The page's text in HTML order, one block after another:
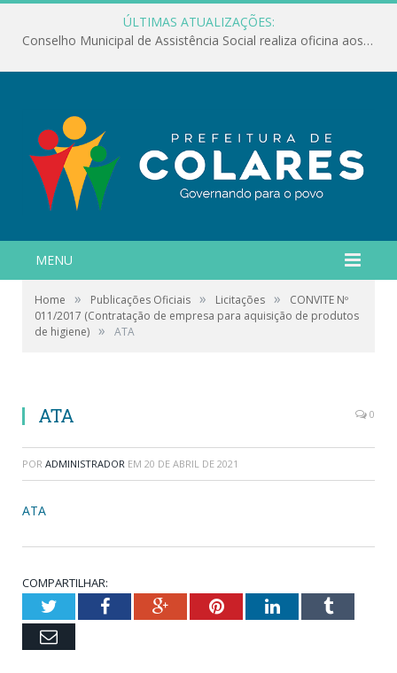
ÚLTIMAS ATUALIZAÇÕES:
Conselho Municipal de Assistência Social realiza oficina aos servidores
MENU
Home » Publicações Oficiais » Licitações »
CONVITE Nº
011/2017 (Contratação de empresa para aquisição de produtos
de higiene) » ATA
ATA 0
POR ADMINISTRADOR EM 20 DE ABRIL DE 2021
ATA
COMPARTILHAR:
TwitterFacebookGoogle+PinterestLinkedInTumblr
Email